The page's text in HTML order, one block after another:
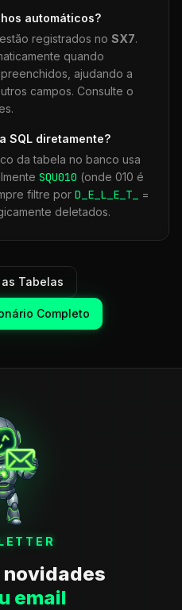
automáticos?
estão registrados no SX7.
quando
ajudando a
campos. Consulte o
SQL diretamente?
da tabela no banco usa
SQU010 (onde 010 é
filtre por D_E_L_E_T_
=
deletados.
Tabelas
Completo
novidades
email